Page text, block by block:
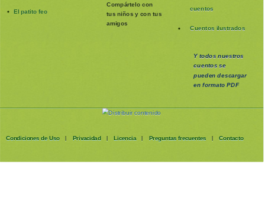
El patito feo
Compártelo con
tus niños y con tus
amigos
cuentos
Cuentos ilustrados
Y todos nuestros
cuentos se
puedendescargar
en formato PDF
Condiciones de Uso | Privacidad | Licencia | Preguntas frecuentes | Contacto